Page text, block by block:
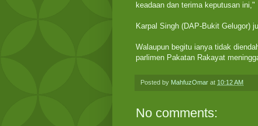
keadaan dan terima keputusan ini,"
Karpal Singh (DAP-Bukit Gelugor)
Walaupun begitu ianya tidak
parlimen Pakatan Rakayat
Posted by MahfuzOmar at 10:12 AM
No comments: